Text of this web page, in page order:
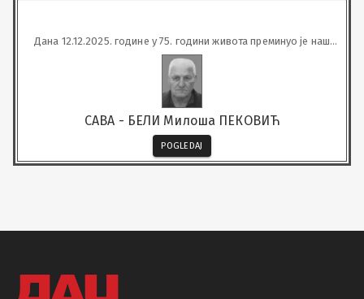
Дана 12.12.2025. године у 75. години живота преминуо је наш
драги
САВА - БЕЛИ Милоша ПЕКОВИЋ
POGLEDAJ